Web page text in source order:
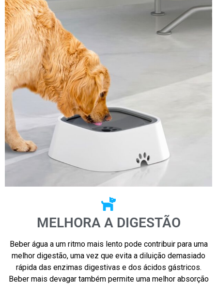
MELHORA A DIGESTÃO
Beber água a um ritmo mais lento pode contribuir para uma
melhor digestão, uma vez que evita a diluição demasiado
rápida das enzimas digestivas e dos ácidos gástricos.
Beber mais devagar também permite uma melhor absorção